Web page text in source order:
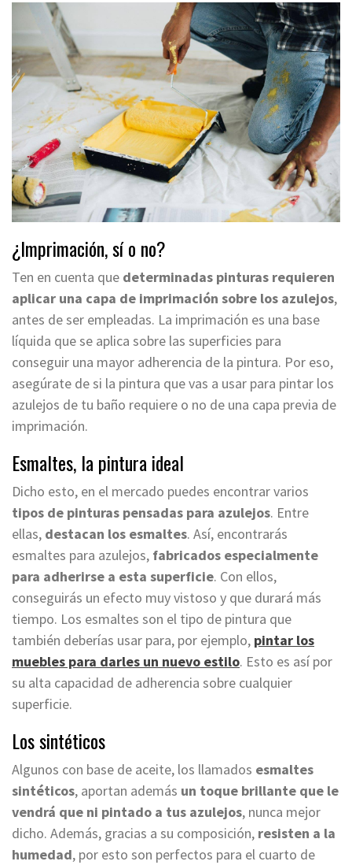
¿Imprimación, sí o no?
Ten en cuenta que determinadas pinturas requieren
aplicar una capa de imprimación sobre los azulejos,
antes de ser empleadas. La imprimación es una base
líquida que se aplica sobre las superficies para
conseguir una mayor adherencia de la pintura. Por eso,
asegúrate de si la pintura que vas a usar para pintar los
azulejos de tu baño requiere o no de una capa previa de
imprimación.
Esmaltes, la pintura ideal
Dicho esto, en el mercado puedes encontrar varios
tipos de pinturas pensadas para azulejos. Entre
ellas, destacan los esmaltes. Así, encontrarás
esmaltes para azulejos, fabricados especialmente
para adherirse a esta superficie. Con ellos,
conseguirás un efecto muy vistoso y que durará más
tiempo. Los esmaltes son el tipo de pintura que
también deberías usar para, por ejemplo, pintar los
muebles para darles un nuevo estilo. Esto es así por
su alta capacidad de adherencia sobre cualquier
superficie.
Los sintéticos
Algunos con base de aceite, los llamados esmaltes
sintéticos, aportan además un toque brillante que le
vendrá que ni pintado a tus azulejos, nunca mejor
dicho. Además, gracias a su composición, resisten a la
humedad, por esto son perfectos para el cuarto de